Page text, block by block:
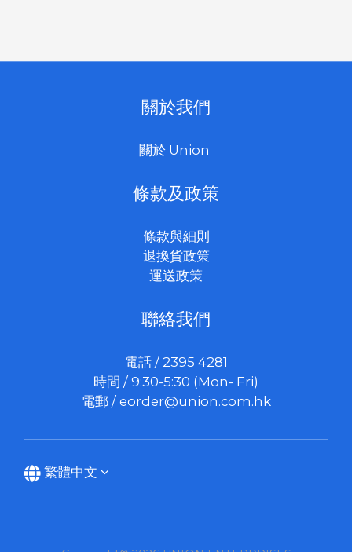
關於我們
關於 Union
條款及政策
條款與細則
退換貨政策
運送政策
聯絡我們
電話 / 2395 4281
時間 / 9:30-5:30 (Mon- Fri)
電郵 / eorder@union.com.hk
繁體中文